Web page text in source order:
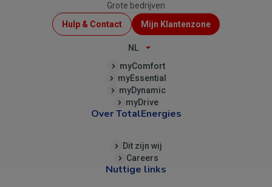
Grote bedrijven
Menu
Top
Hulp & Contact Mijn Klantenzone
NL
myComfort
myEssential
myDynamic
myDrive
Over TotalEnergies
Dit zijn wij
Careers
Nuttige links